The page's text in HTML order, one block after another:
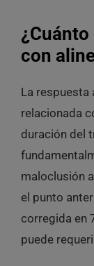
con
La respuesta
relacionada
duración del
maloclusión
el punto
corregida en
puede